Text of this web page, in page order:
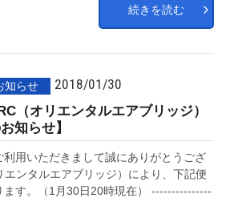
続きを読む
知らせ 2018/01/30
（オリエンタルエアブリッジ）
知らせ】
用いただきまして誠にありがとうござ
ンタルエアブリッジ）により、下記便
ます。（1月30日20時現在） ---------------